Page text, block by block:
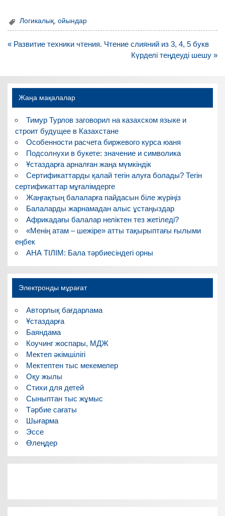
Логикалық,ойындар
Навигация
« Развитие техники чтения. Чтение слияний из 3, 4, 5 букв
Күрделі теңдеуді шешу »
Жаңа мақалалар
Тимур Турлов заговорил на казахском языке и
строит будущее в Казахстане
Особенности расчета биржевого курса юаня
Подсолнухи в букете: значение и символика
Ұстаздарға арналған жаңа мүмкіндік
Сертификаттарды қалай тегін алуға болады? Тегін
сертификаттар мұғалімдерге
Жаңғақтың балаларға пайдасын біле жүріңіз
Балаларды жарнамадан алыс ұстаңыздар
Африкадағы балалар неліктен тез жетіледі?
«Менің атам – шежіре» атты тақырыптағы ғылыми
еңбек
АНА ТІЛІМ: Бала тәрбиесіндегі орны
Электронды мұрағат
Авторлық бағдарлама
Ұстаздарға
Баяндама
Коучинг жоспары, МДЖ
Мектеп әкімшілігі
Мектептен тыс мекемелер
Оқу жылы
Стихи для детей
Сыныптан тыс жұмыс
Тәрбие сағаты
Шығарма
Эссе
Өлеңдер